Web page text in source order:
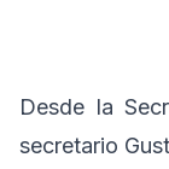
Desde la
secretario